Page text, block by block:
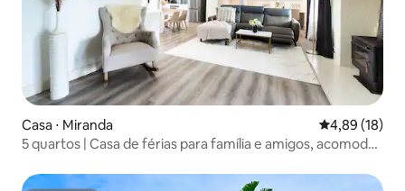
Casa ⋅ Miranda 4,89 de uma
4,89 (18)
5 quartos | Casa de férias para família e amigos, acomoda